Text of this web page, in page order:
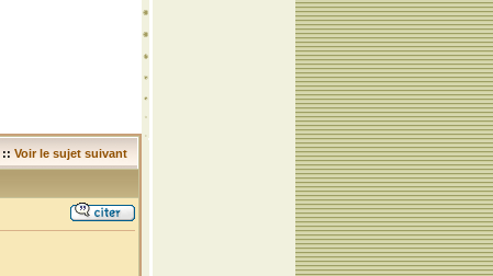
:: Voir le sujet suivant